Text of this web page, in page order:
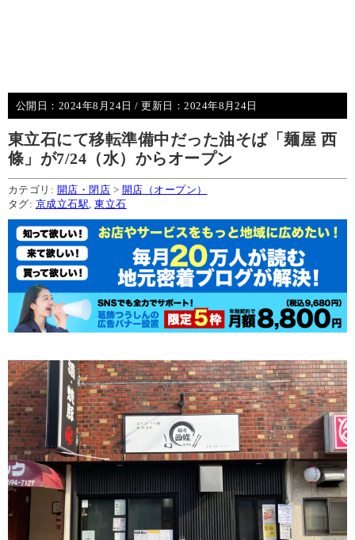
公開日： 2024年8月24日 / 更新日：2024年8月24日
東立石にて移転準備中だった油そば「麺屋 西
條」が7/24（水）からオープン
カテゴリ: 開店・閉店 > 開店（オープン）
タグ: 京成立石駅 ,東立石